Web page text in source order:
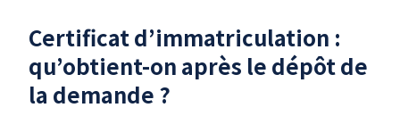
Certificat d’immatriculation :
qu’obtient-on après le dépôt de
la demande ?